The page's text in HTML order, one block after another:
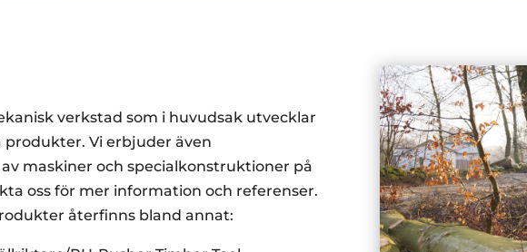
verkstad som i huvudsak utvecklar
produkter. Vi erbjuder även
maskiner och specialkonstruktioner på
oss för mer information och referenser.
återfinns bland annat: